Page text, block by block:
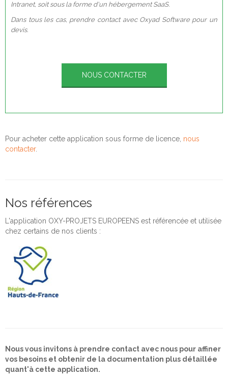
Intranet, soit sous la forme d'un hébergement SaaS.
Dans tous les cas, prendre contact avec Oxyad Software pour un
devis.
NOUS CONTACTER
Pour acheter cette application sous forme de licence, nous
contacter.
Nos références
L'application OXY-PROJETS EUROPEENS est référencée et utilisée
chez certains de nos clients :
Nous vous invitons à prendre contact avec nous pour affiner
vos besoins et obtenir de la documentation plus détaillée
quant'à cette application.